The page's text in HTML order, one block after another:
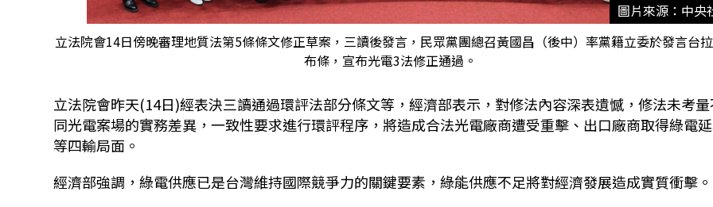
圖片來源：中央
立法院會14日傍晚審理地質法第5條條文修正草案，三讀後發言，民眾黨團總召黃國昌（後中）率黨籍立委於發言台
布條，宣布光電3法修正通過。
立法院會昨天(14日)經表決三讀通過環評法部分條文等，經濟部表示，對修法內容深表遺憾，修法未考
同光電案場的實務差異，一致性要求進行環評程序，將造成合法光電廠商遭受重擊、出口廠商取得綠電
等四輸局面。
經濟部強調，綠電供應已是台灣維持國際競爭力的關鍵要素，綠能供應不足將對經濟發展造成實質衝擊。